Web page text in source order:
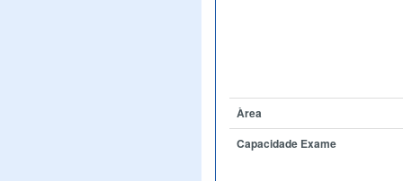
Àrea
Capacidade Exame